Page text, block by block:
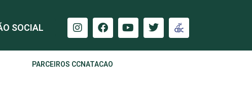
SOCIAL
PARCEIROS CCNATACAO